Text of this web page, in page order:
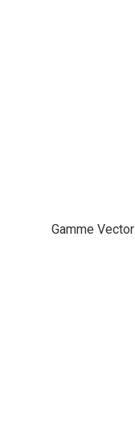
Gamme Vector